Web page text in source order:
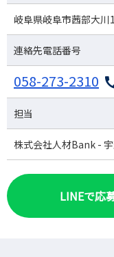
岐阜県岐阜市茜部大川
連絡先電話番号
058-273-2310
担当
株式会社人材Bank -
LINEで応